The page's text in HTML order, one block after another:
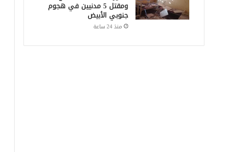
ومقتل 5 مدنيين في هجوم
جنوبي الأبيض
منذ 24 ساعة